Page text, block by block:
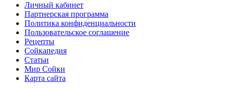
Личный кабинет
Партнерская программа
Политика конфиденциальности
Пользовательское соглашение
Рецепты
Сойкапедия
Статьи
Мир Сойки
Карта сайта